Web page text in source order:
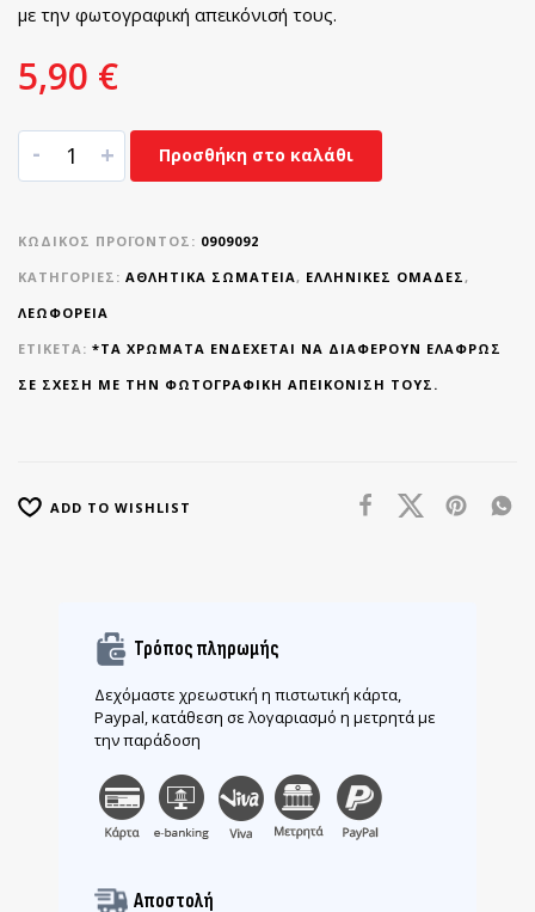
με την φωτογραφική απεικόνισή τους.
5,90 €
- + Προσθήκη στο καλάθι
ΚΩΔΙΚΌΣ ΠΡΟΪΌΝΤΟΣ: 0909092
ΚΑΤΗΓΟΡΊΕΣ: ΑΘΛΗΤΙΚΆ ΣΩΜΑΤΕΊΑ, ΕΛΛΗΝΙΚΈΣ ΟΜΆΔΕΣ,
ΛΕΩΦΟΡΕΙΑ
ΕΤΙΚΈΤΑ: *ΤΑ ΧΡΏΜΑΤΑ ΕΝΔΈΧΕΤΑΙ ΝΑ ΔΙΑΦΈΡΟΥΝ ΕΛΑΦΡΏΣ
ΣΕ ΣΧΈΣΗ ΜΕ ΤΗΝ ΦΩΤΟΓΡΑΦΙΚΉ ΑΠΕΙΚΌΝΙΣΉ ΤΟΥΣ.
ADD TO WISHLIST
Τρόπος πληρωμής
Δεχόμαστε χρεωστική η πιστωτική κάρτα,
Paypal, κατάθεση σε λογαριασμό η μετρητά με
την παράδοση
Αποστολή